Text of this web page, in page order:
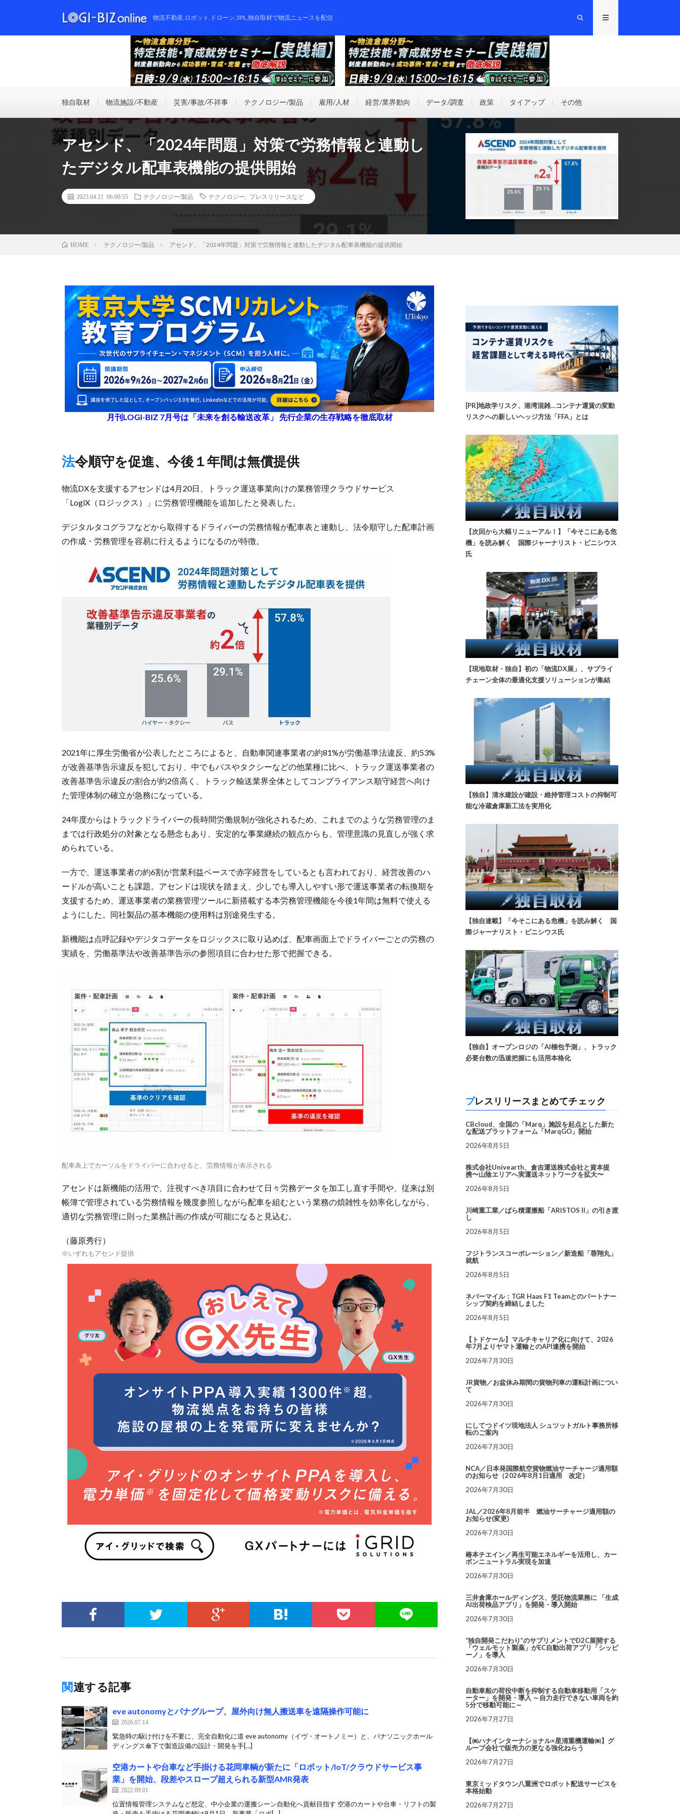
物流不動産,ロボット,ドローン,3PL,独自取材で物流ニュースを配信
独自取材 物流施設/不動産 災害/事故/不祥事 テクノロジー/製品 雇用/人材 経営/業界動向 データ/調査 政策 タイアップ その他
アセンド、「2024年問題」対策で労務情報と連動し
たデジタル配車表機能の提供開始
2023.04.21 06:00:55 テクノロジー/製品 テクノロジー プレスリリースなど
HOME テクノロジー/製品 アセンド、「2024年問題」対策で労務情報と連動したデジタル配車表機能の提供開始
月刊LOGI-BIZ 7月号は「未来を創る輸送改革」 先行企業の生存戦略を徹底取材
法令順守を促進、今後１年間は無償提供
物流DXを支援するアセンドは4月20日、トラック運送事業向けの業務管理クラウドサービス
「LogiX（ロジックス）」に労務管理機能を追加したと発表した。
デジタルタコグラフなどから取得するドライバーの労務情報が配車表と連動し、法令順守した配車計画
の作成・労務管理を容易に行えるようになるのが特徴。
2021年に厚生労働省が公表したところによると、自動車関連事業者の約81%が労働基準法違反、約53%
が改善基準告示違反を犯しており、中でもバスやタクシーなどの他業種に比べ、トラック運送事業者の
改善基準告示違反の割合が約2倍高く、トラック輸送業界全体としてコンプライアンス順守経営へ向け
た管理体制の確立が急務になっている。
24年度からはトラックドライバーの長時間労働規制が強化されるため、これまでのような労務管理のま
までは行政処分の対象となる懸念もあり、安定的な事業継続の観点からも、管理意識の見直しが強く求
められている。
一方で、運送事業者の約6割が営業利益ベースで赤字経営をしているとも言われており、経営改善のハ
ードルが高いことも課題。アセンドは現状を踏まえ、少しでも導入しやすい形で運送事業者の転換期を
支援するため、運送事業者の業務管理ツールに新搭載する本労務管理機能を今後1年間は無料で使える
ようにした。同社製品の基本機能の使用料は別途発生する。
新機能は点呼記録やデジタコデータをロジックスに取り込めば、配車画面上でドライバーごとの労務の
実績を、労働基準法や改善基準告示の参照項目に合わせた形で把握できる。
配車表上でカーソルをドライバーに合わせると、労務情報が表示される
アセンドは新機能の活用で、注視すべき項目に合わせて日々労務データを加工し直す手間や、従来は別
帳簿で管理されている労務情報を幾度参照しながら配車を組むという業務の煩雑性を効率化しながら、
適切な労務管理に則った業務計画の作成が可能になると見込む。
（藤原秀行）
※いずれもアセンド提供
関連する記事
eve autonomyとパナグループ、屋外向け無人搬送車を遠隔操作可能に
2026.07.14
緊急時の駆け付けを不要に、完全自動化に道 eve autonomy（イヴ・オートノミー）と、パナソニックホール
ディングス傘下で製造設備の設計・開発を手[…]
空港カートや台車など手掛ける花岡車輌が新たに「ロボット/IoT/クラウドサービス事
業」を開始、段差やスロープ超えられる新型AMR発表
2022.09.01
位置情報管理システムなど想定、中小企業の運搬シーン自動化へ貢献目指す 空港のカートや台車・リフトの製
[PR]地政学リスク、港湾混雑…コンテナ運賃の変動
リスクへの新しいヘッジ方法「FFA」とは
【次回から大幅リニューアル！】「今そこにある危
機」を読み解く 国際ジャーナリスト・ビニシウス
氏
【現地取材・独自】初の「物流DX展」、サプライ
チェーン全体の最適化支援ソリューションが集結
【独自】清水建設が建設・維持管理コストの抑制可
能な冷蔵倉庫新工法を実用化
【独自連載】「今そこにある危機」を読み解く 国
際ジャーナリスト・ビニシウス氏
【独自】オープンロジの「AI梱包予測」、トラック
必要台数の迅速把握にも活用本格化
プレスリリースまとめてチェック
CBcloud、全国の「Marq」施設を起点とした新た
な配送プラットフォーム「MarqGO」開始
2026年8月5日
株式会社Univearth、倉吉運送株式会社と資本提
携〜山陰エリアへ実運送ネットワークを拡大〜
2026年8月5日
川崎重工業／ばら積運搬船「ARISTOS II」の引き渡
し
2026年8月5日
フジトランスコーポレーション／新造船「蓉翔丸」
就航
2026年8月5日
ネバーマイル：TGR Haas F1 Teamとのパートナー
シップ契約を締結しました
2026年8月5日
【トドケール】マルチキャリア化に向けて、2026
年7月よりヤマト運輸とのAPI連携を開始
2026年7月30日
JR貨物／お盆休み期間の貨物列車の運転計画につい
て
2026年7月30日
にしてつドイツ現地法人 シュツットガルト事務所移
転のご案内
2026年7月30日
NCA／日本発国際航空貨物燃油サーチャージ適用額
のお知らせ（2026年8月1日適用 改定）
2026年7月30日
JAL／2026年8月前半 燃油サーチャージ適用額の
お知らせ(変更)
2026年7月30日
椿本チエイン／再生可能エネルギーを活用し、カー
ボンニュートラル実現を加速
2026年7月30日
三井倉庫ホールディングス、受託物流業務に 「生成
AI出荷検品アプリ」を開発・導入開始
2026年7月30日
“独自開発こだわり”のサプリメントでD2C展開する
「ウェルモット製薬」がEC自動出荷アプリ「シッピ
ーノ」を導入
2026年7月30日
自動車船の荷役中断を抑制する自動車移動用「スケ
ーター」を開発・導入 ～自力走行できない車両を約
5分で移動可能に～
2026年7月27日
【㈱ハナインターナショナル×星清重機運輸㈱】グ
ループ会社で販売力の更なる強化ねらう
2026年7月27日
東京ミッドタウン八重洲でロボット配送サービスを
本格始動
2026年7月27日